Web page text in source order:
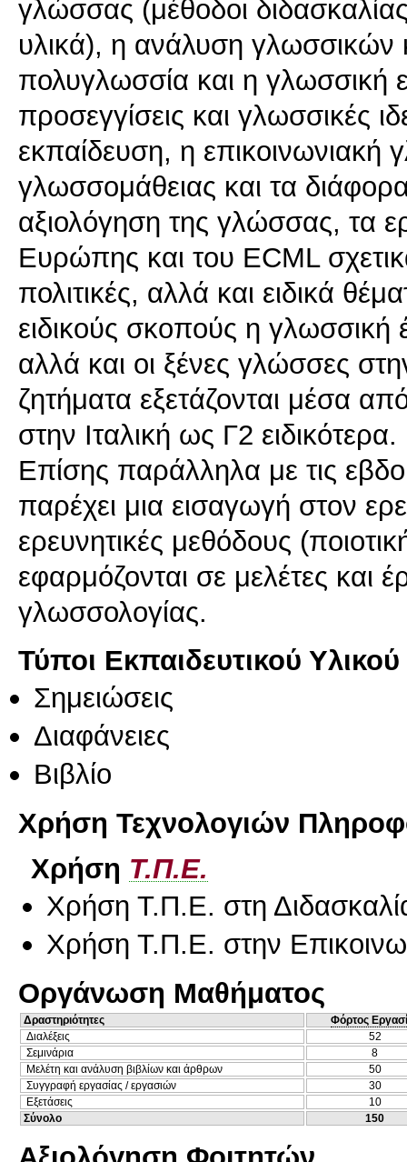
γλώσσας (μέθοδοι
υλικά), η ανάλυση γλωσσικών
πολυγλωσσία και η γλωσσική
προσεγγίσεις και γλωσσικές
εκπαίδευση, η επικοινωνιακή
γλωσσομάθειας και τα
αξιολόγηση της γλώσσας, τα
Ευρώπης και του ΕCML
πολιτικές, αλλά και ειδικά
ειδικούς σκοπούς η
αλλά και οι ξένες γλώσσες
ζητήματα εξετάζονται μέσα
στην Ιταλική ως Γ2 ειδικότερα.
Επίσης παράλληλα με τις
παρέχει μια εισαγωγή στον
ερευνητικές μεθόδους
εφαρμόζονται σε μελέτες και
γλωσσολογίας.
Τύποι Εκπαιδευτικού Υλικού
Σημειώσεις
Διαφάνειες
Βιβλίο
Χρήση Τεχνολογιών
Χρήση Τ.Π.Ε.
Χρήση Τ.Π.Ε. στη
Χρήση Τ.Π.Ε. στην
Οργάνωση Μαθήματος
Δραστηριότητες
Φόρτος
Διαλέξεις
52
Σεμινάρια
8
Μελέτη και ανάλυση βιβλίων και άρθρων
50
Συγγραφή εργασίας / εργασιών
30
Εξετάσεις
10
Σύνολο
150